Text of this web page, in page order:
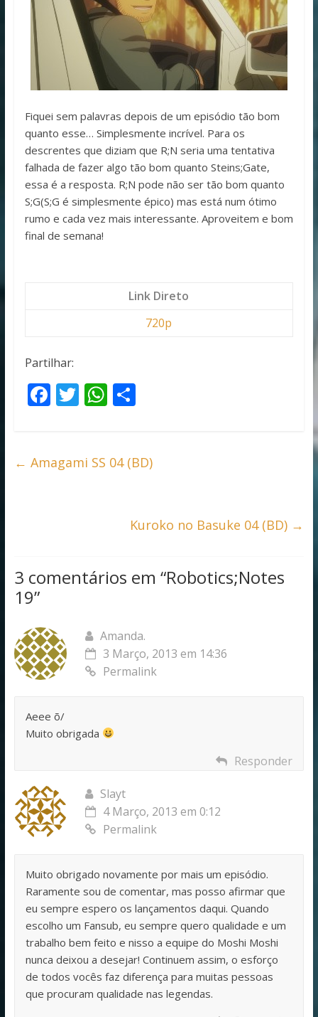
Fiquei sem palavras depois de um episódio tão bom
quanto esse… Simplesmente incrível. Para os
descrentes que diziam que R;N seria uma tentativa
falhada de fazer algo tão bom quanto Steins;Gate,
essa é a resposta. R;N pode não ser tão bom quanto
S;G(S;G é simplesmente épico) mas está num ótimo
rumo e cada vez mais interessante. Aproveitem e bom
final de semana!
Link Direto
720p
Partilhar:
F
b
T
er
W
s
S
e
← Amagami SS 04 (BD)
Kuroko no Basuke 04 (BD) →
3 comentários em “Robotics;Notes
19”
Amanda.
3 Março, 2013 em 14:36
Permalink
Aeee õ/
Muito obrigada
Responder
Slayt
4 Março, 2013 em 0:12
Permalink
Muito obrigado novamente por mais um episódio.
Raramente sou de comentar, mas posso afirmar que
eu sempre espero os lançamentos daqui. Quando
escolho um Fansub, eu sempre quero qualidade e um
trabalho bem feito e nisso a equipe do Moshi Moshi
nunca deixou a desejar! Continuem assim, o esforço
de todos vocês faz diferença para muitas pessoas
que procuram qualidade nas legendas.